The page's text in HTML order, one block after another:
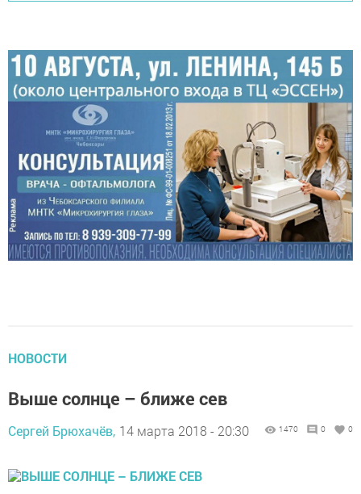
НОВОСТИ
Выше солнце – ближе сев
Сергей Брюхачёв, 14 марта 2018 - 20:30 1470 0 0